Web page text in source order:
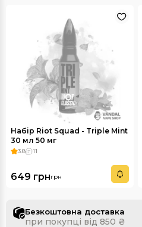
Набір Riot Squad - Triple Mint
30 мл 50 мг
3.8 11
649 грнгрн
Безкоштовна доставка
при покупці від 850 ₴